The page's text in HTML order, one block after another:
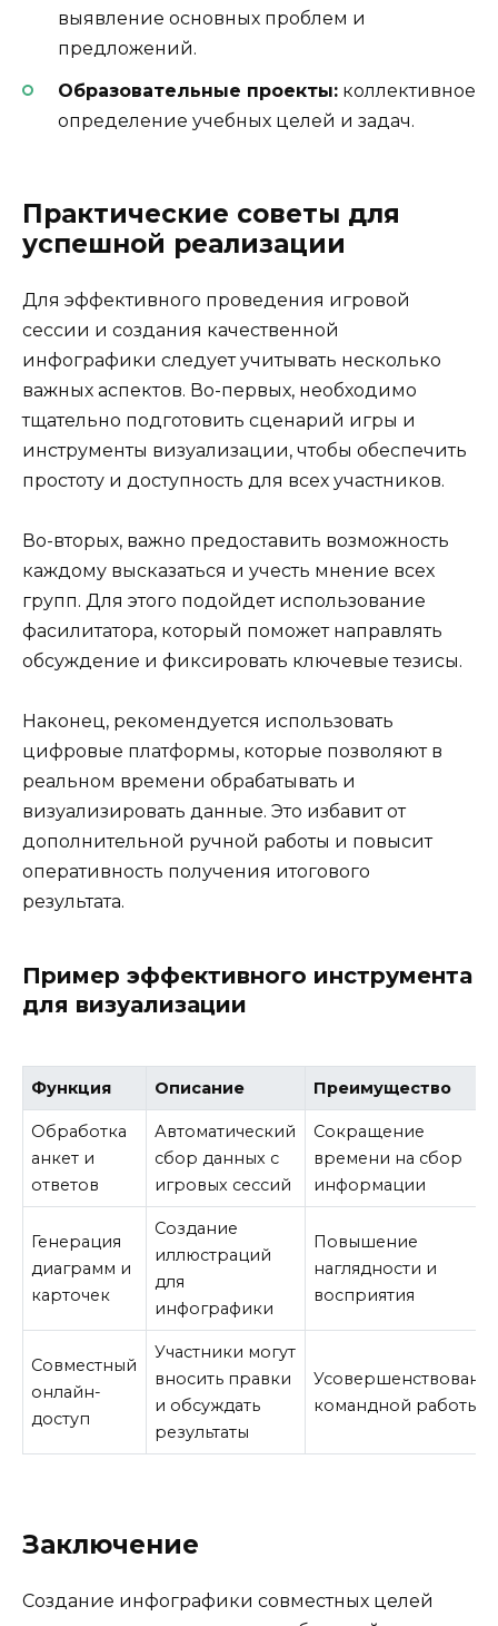
выявление основных проблем и
предложений.
Образовательные проекты: коллективное
определение учебных целей и задач.
Практические советы для
успешной реализации
Для эффективного проведения игровой
сессии и создания качественной
инфографики следует учитывать несколько
важных аспектов. Во-первых, необходимо
тщательно подготовить сценарий игры и
инструменты визуализации, чтобы обеспечить
простоту и доступность для всех участников.
Во-вторых, важно предоставить возможность
каждому высказаться и учесть мнение всех
групп. Для этого подойдет использование
фасилитатора, который поможет направлять
обсуждение и фиксировать ключевые тезисы.
Наконец, рекомендуется использовать
цифровые платформы, которые позволяют в
реальном времени обрабатывать и
визуализировать данные. Это избавит от
дополнительной ручной работы и повысит
оперативность получения итогового
результата.
Пример эффективного инструмента
для визуализации
Функция Описание Преимущество
Обработка
анкет и
ответов
Автоматический
сбор данных с
игровых сессий
Сокращение
времени на сбор
информации
Генерация
диаграмм и
карточек
Создание
иллюстраций
для
инфографики
Повышение
наглядности и
восприятия
Совместный
онлайн-
доступ
Участники могут
вносить правки
и обсуждать
результаты
командной работы
Заключение
Создание инфографики совместных целей